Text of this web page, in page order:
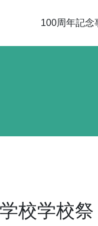
100周年記念
校学校